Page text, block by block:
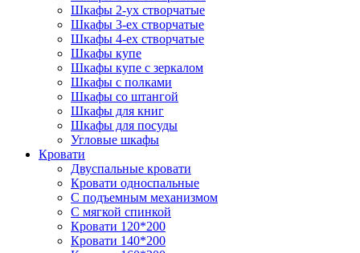
Шкафы 2-ух створчатые
Шкафы 3-ех створчатые
Шкафы 4-ех створчатые
Шкафы купе
Шкафы купе с зеркалом
Шкафы с полками
Шкафы со штангой
Шкафы для книг
Шкафы для посуды
Угловые шкафы
Кровати
Двуспальные кровати
Кровати односпальные
С подъемным механизмом
С мягкой спинкой
Кровати 120*200
Кровати 140*200